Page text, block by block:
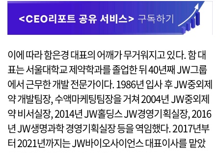
이에 따라 함은경 대표의 어깨가 무거워지고 있다. 함 대
표는 서울대학교 제약학과를 졸업한 뒤 40년째 JW그룹
에서 근무한 개발 전문가이다. 1986년 입사 후 JW중외제
약 개발팀장, 수액마케팅팀장을 거쳐 2004년 JW중외제
약 비서실장, 2014년 JW홀딩스 JW경영기획실장, 2016
년 JW생명과학 경영기획실장 등을 역임했다. 2017년부
터 2021년까지는 JW바이오사이언스 대표이사를 맡았